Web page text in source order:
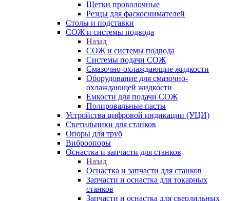
Щетки проволочные
Резцы для фаскоснимателей
Столы и подставки
СОЖ и системы подвода
Назад
СОЖ и системы подвода
Системы подачи СОЖ
Смазочно-охлаждающие жидкости
Оборудование для смазочно-
охлаждающей жидкости
Емкости для подачи СОЖ
Полировальные пасты
Устройства цифровой индикации (УЦИ)
Светильники для станков
Опоры для труб
Виброопоры
Оснастка и запчасти для станков
Назад
Оснастка и запчасти для станков
Запчасти и оснастка для токарных
станков
Запчасти и оснастка для сверлильных